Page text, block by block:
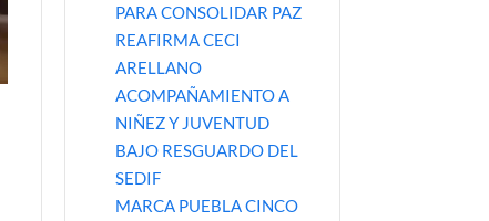
PARA CONSOLIDAR PAZ
REAFIRMA CECI
ARELLANO
ACOMPAÑAMIENTO A
NIÑEZ Y JUVENTUD
BAJO RESGUARDO DEL
SEDIF
MARCA PUEBLA CINCO